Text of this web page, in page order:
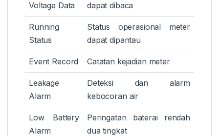
Voltage Data
dapat dibaca
Running
Status
Status operasional meter
dapat dipantau
Event Record Catatan kejadian meter
Leakage
Alarm
Deteksi dan alarm
kebocoran air
Low Battery
Alarm
Peringatan baterai rendah
dua tingkat